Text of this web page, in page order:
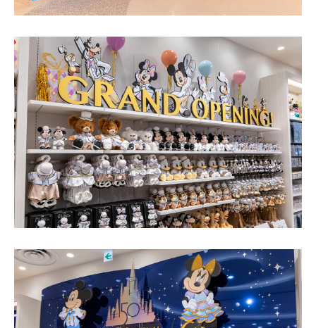
経営リーダーのコミュニティ
マーケ×ITの今がよく分かる
ITエンジニア向け専門サイト
企業向けIT製品の総合サイト
IT製品の技術・比較・事例
製造業のIT導入・活用を支援
エレクトロニクス専門サイト
電子設計の基本と応用